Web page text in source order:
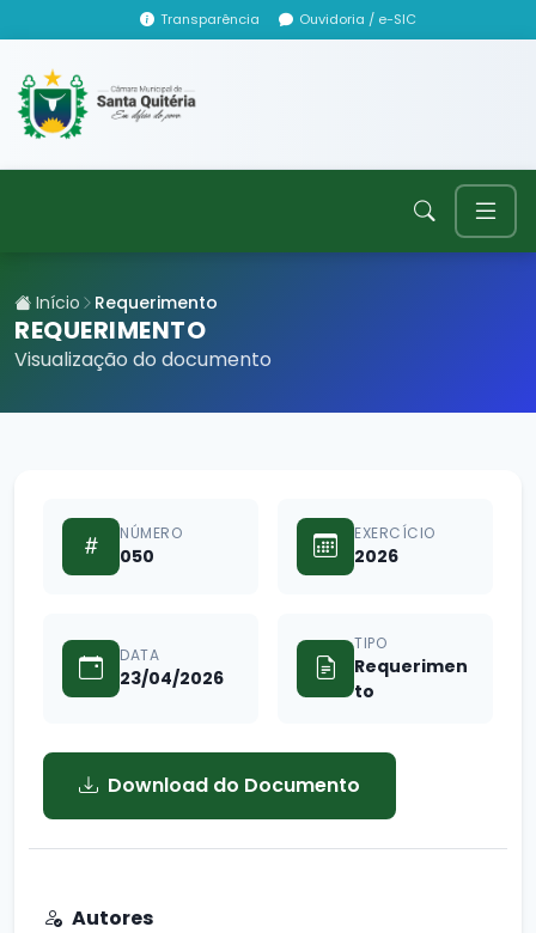
Transparência Ouvidoria / e-SIC
Início Requerimento
REQUERIMENTO
Visualização do documento
NÚMERO
050
EXERCÍCIO
2026
DATA
23/04/2026
TIPO
Requerimen
to
Download do Documento
Autores